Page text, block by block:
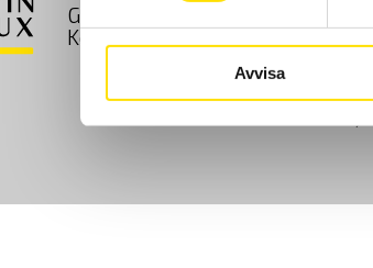
Avvisa
GDPR
Kontakt